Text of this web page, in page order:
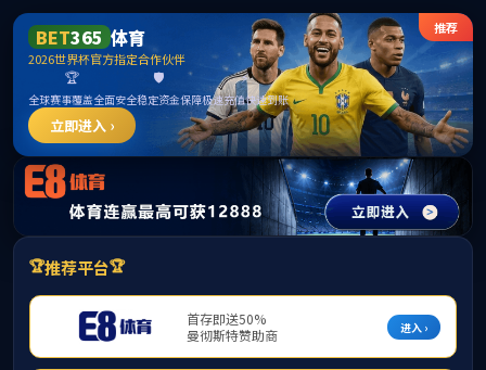
15vip太阳成集团(古天乐·VIP认证)官方网
站-Macau Sun City
请输入验证码下载附件